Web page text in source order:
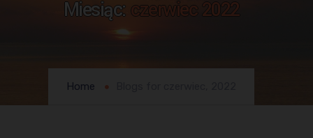
Miesiąc:czerwiec 2022
Home